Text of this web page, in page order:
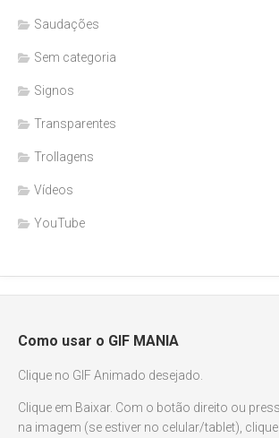
Saudações
Sem categoria
Signos
Transparentes
Trollagens
Vídeos
YouTube
Como usar o GIF MANIA
Clique no GIF Animado desejado.
Clique em Baixar. Com o botão direito ou
na imagem (se estiver no celular/tablet),